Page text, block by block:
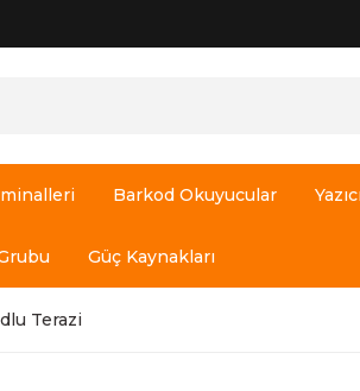
Barkod Okuyucular
Güç Kaynakları
Terazi